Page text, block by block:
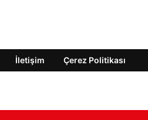
İletişim Çerez Politikası